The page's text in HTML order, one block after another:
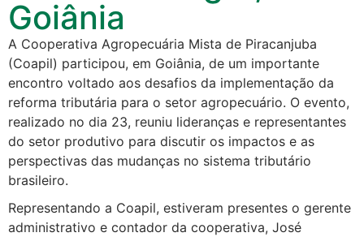
Goiânia
A Cooperativa Agropecuária Mista de Piracanjuba
(Coapil) participou, em Goiânia, de um importante
encontro voltado aos desafios da implementação da
reforma tributária para o setor agropecuário. O evento,
realizado no dia 23, reuniu lideranças e representantes
do setor produtivo para discutir os impactos e as
perspectivas das mudanças no sistema tributário
brasileiro.
Representando a Coapil, estiveram presentes o gerente
administrativo e contador da cooperativa, José